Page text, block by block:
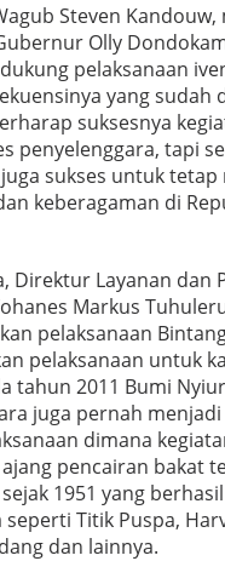
Steven
Olly
pelaksanaan
yang sudah
suksesnya
penyelenggara, tapi
sukses untuk tetap
keberagaman di
Direktur Layanan dan
Markus
pelaksanaan
pelaksanaan untuk
tahun 2011 Bumi
juga pernah
dimana
pencairan bakat
1951 yang
seperti Titik Puspa,
dan lainnya.